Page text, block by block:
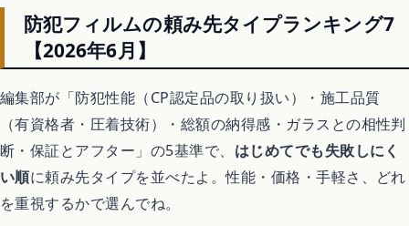
防犯フィルムの頼み先タイプランキング7
【2026年6月】
編集部が「防犯性能（CP認定品の取り扱い）・施工品質
（有資格者・圧着技術）・総額の納得感・ガラスとの相性判
断・保証とアフター」の5基準で、 はじめてでも失敗しにく
い順に頼み先タイプを並べたよ。性能・価格・手軽さ、どれ
を重視するかで選んでね。